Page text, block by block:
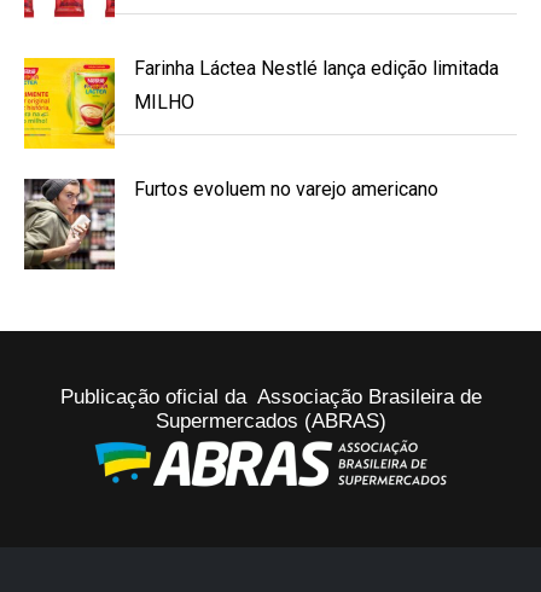
Farinha Láctea Nestlé lança edição limitada
MILHO
Furtos evoluem no varejo americano
Publicação oficial da Associação Brasileira de
Supermercados (ABRAS)